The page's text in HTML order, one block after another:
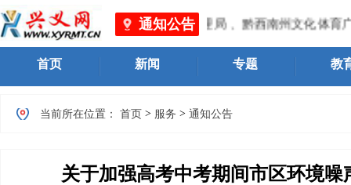
通知公告
黔西南州市场监督管理局 、黔西南州文化体育广
首页 新闻 专题 教
当前所在位置： 首页 > 服务 > 通知公告
关于加强高考中考期间市区环境噪